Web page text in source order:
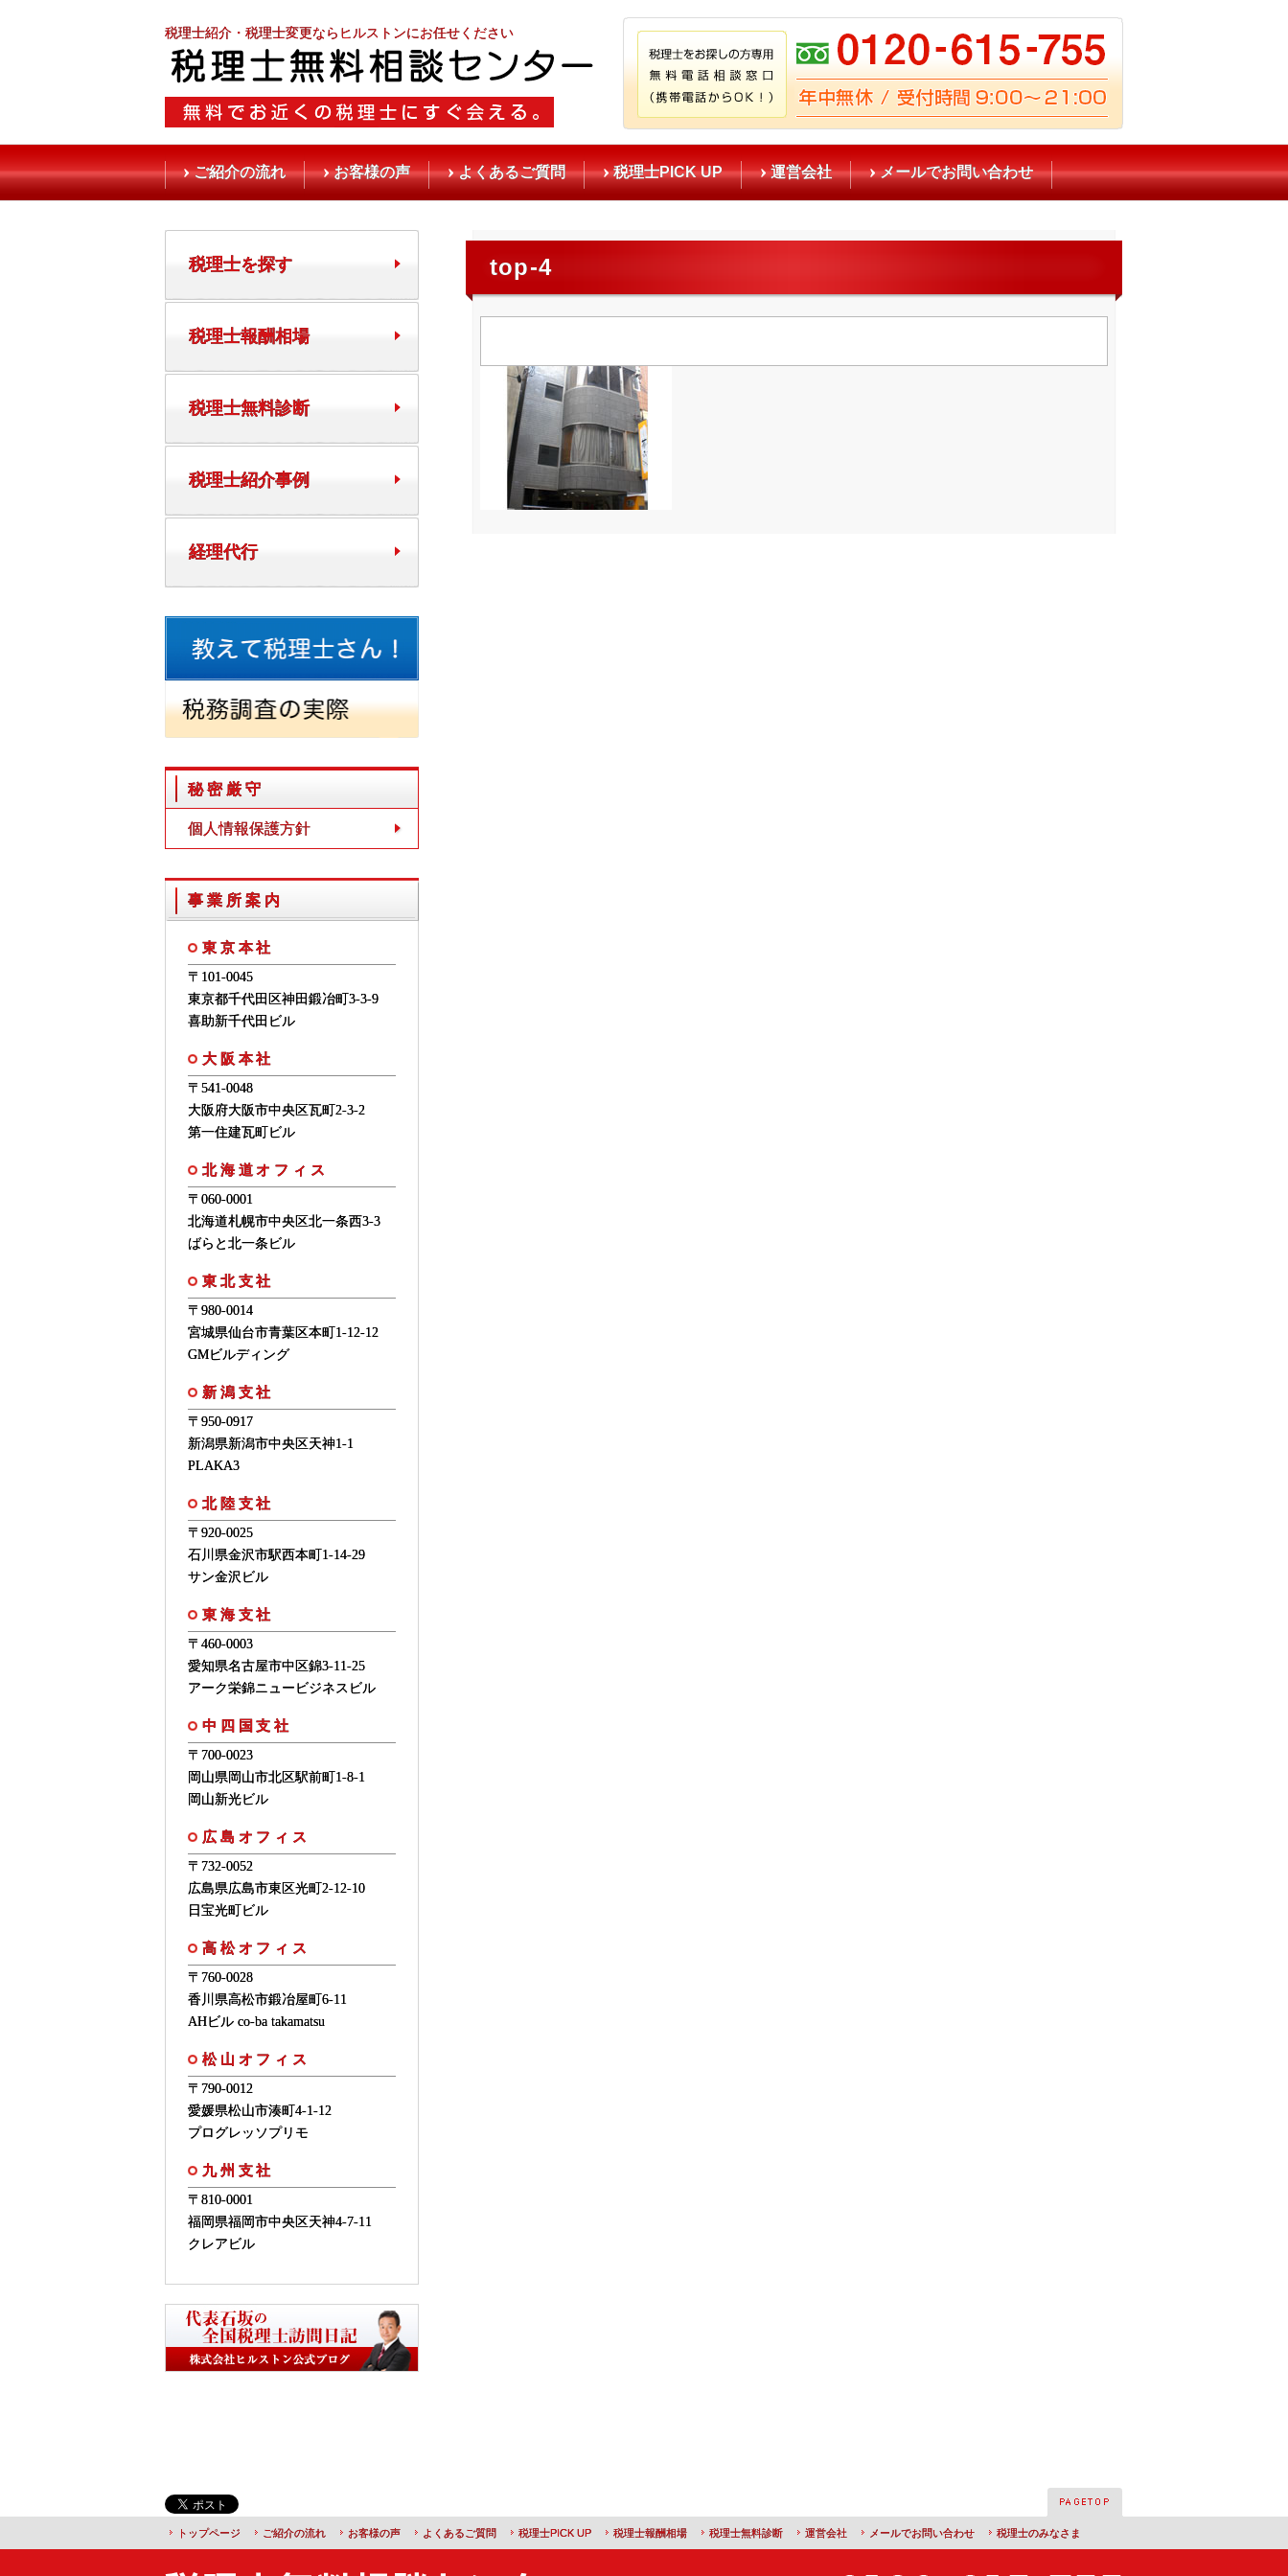
税理士紹介・税理士変更ならヒルストンにお任せください
ご紹介の流れ お客様の声 よくあるご質問 税理士PICK UP 運営会社 メールでお問い合わせ
税理士を探す
税理士報酬相場
税理士無料診断
税理士紹介事例
経理代行
秘密厳守
個人情報保護方針
事業所案内
東京本社
〒101-0045
東京都千代田区神田鍛冶町3-3-9
喜助新千代田ビル
大阪本社
〒541-0048
大阪府大阪市中央区瓦町2-3-2
第一住建瓦町ビル
北海道オフィス
〒060-0001
北海道札幌市中央区北一条西3-3
ばらと北一条ビル
東北支社
〒980-0014
宮城県仙台市青葉区本町1-12-12
GMビルディング
新潟支社
〒950-0917
新潟県新潟市中央区天神1-1
PLAKA3
北陸支社
〒920-0025
石川県金沢市駅西本町1-14-29
サン金沢ビル
東海支社
〒460-0003
愛知県名古屋市中区錦3-11-25
アーク栄錦ニュービジネスビル
中四国支社
〒700-0023
岡山県岡山市北区駅前町1-8-1
岡山新光ビル
広島オフィス
〒732-0052
広島県広島市東区光町2-12-10
日宝光町ビル
高松オフィス
〒760-0028
香川県高松市鍛冶屋町6-11
AHビル co-ba takamatsu
松山オフィス
〒790-0012
愛媛県松山市湊町4-1-12
プログレッソプリモ
九州支社
〒810-0001
福岡県福岡市中央区天神4-7-11
クレアビル
top-4
トップページ ご紹介の流れ お客様の声 よくあるご質問 税理士PICK UP 税理士報酬相場 税理士無料診断 運営会社 メールでお問い合わせ 税理士のみなさま